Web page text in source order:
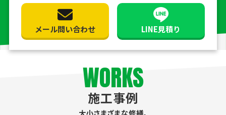
メール問い合わせ LINE見積り
WORKS
施工事例
大小さまざまな修繕、